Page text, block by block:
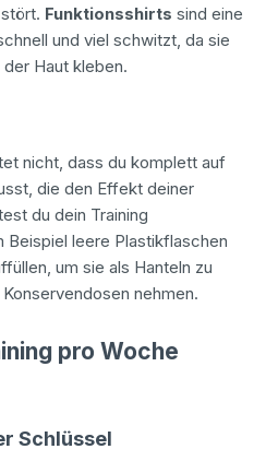
Funktionsshirts sind eine
und viel schwitzt, da sie
Haut kleben.
nicht, dass du komplett auf
die den Effekt deiner
du dein Training
Beispiel leere Plastikflaschen
um sie als Hanteln zu
nehmen.
pro Woche
Schlüssel